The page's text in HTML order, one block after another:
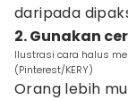
daripada
2. Gunakan
Ilustrasi cara halus
(Pinterest/KERY)
Orang lebih